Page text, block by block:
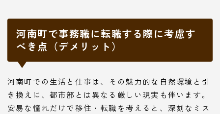
河南町で事務職に転職する際に考慮す
べき点（デメリット）
河南町での生活と仕事は、その魅力的な自然環境と引
き換えに、都市部とは異なる厳しい現実も伴います。
安易な憧れだけで移住・転職を考えると、深刻なミス